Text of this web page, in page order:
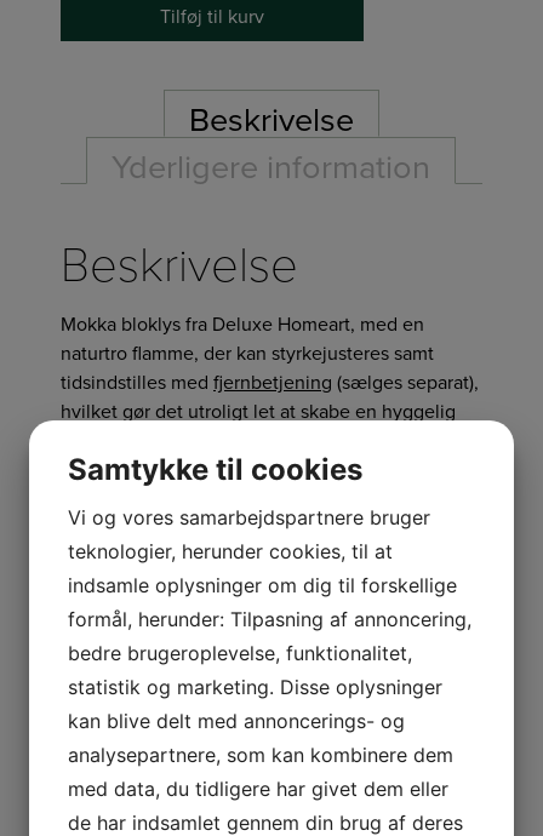
(LED)
Ø:7,5/H:15cm
Tilføj til kurv
Beskrivelse
Yderligere information
Beskrivelse
Mokka bloklys fra Deluxe Homeart, med en
naturtro flamme, der kan styrkejusteres samt
tidsindstilles med fjernbetjening (sælges separat),
hvilket gør det utroligt let at skabe en hyggelig
sine lys hele aftenen. Bemærk at lysene er lavet
de smelte.
Relaterede varer
Tilbud
Tilbud
Samtykke til cookies
Vi og vores samarbejdspartnere bruger
teknologier, herunder cookies, til at
indsamle oplysninger om dig til forskellige
formål, herunder: Tilpasning af annoncering,
bedre brugeroplevelse, funktionalitet,
statistik og marketing. Disse oplysninger
kan blive delt med annoncerings- og
analysepartnere, som kan kombinere dem
med data, du tidligere har givet dem eller
de har indsamlet gennem din brug af deres